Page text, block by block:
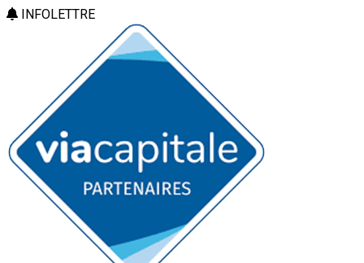
INFOLETTRE